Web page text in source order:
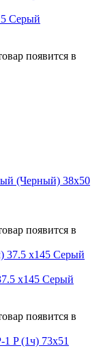
Серый
появится в
(Черный) 38х50
появится в
х145 Серый
появится в